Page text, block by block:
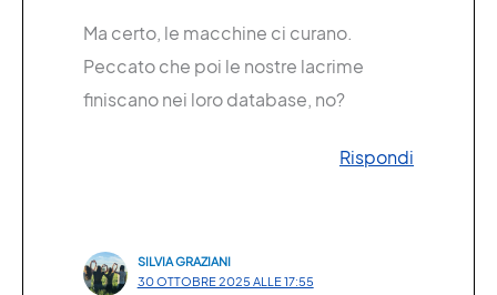
Ma certo, le macchine ci curano.
Peccato che poi le nostre lacrime
finiscano nei loro database, no?
Rispondi
SILVIA GRAZIANI
30 OTTOBRE 2025 ALLE 17:55